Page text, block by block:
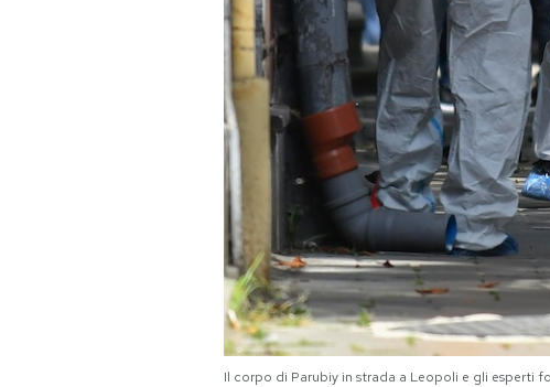
Il corpo di Parubiy in strada a Leopoli e gli esperti